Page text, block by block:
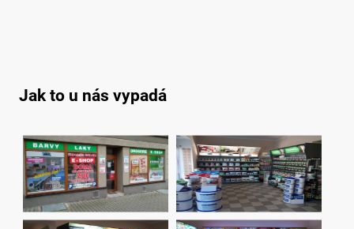
Jak to u nás vypadá